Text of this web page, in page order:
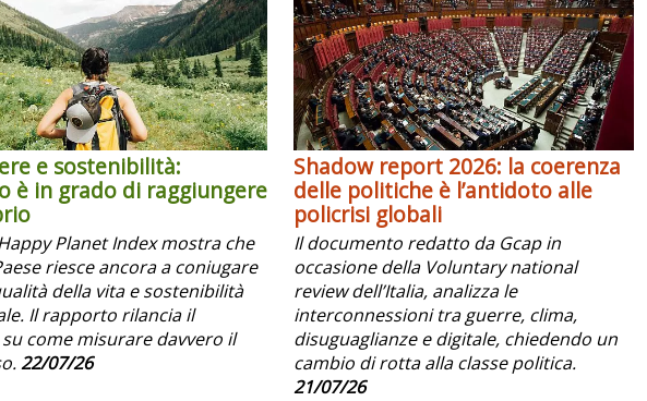
e sostenibilità:
è in grado di raggiungere
Planet Index mostra che
riesce ancora a coniugare
della vita e sostenibilità
Il rapporto rilancia il
come misurare davvero il
22/07/26
Shadow report 2026: la coerenza
delle politiche è l’antidoto alle
policrisi globali
Il documento redatto da Gcap in
occasione della Voluntary national
review dell’Italia, analizza le
interconnessioni tra guerre, clima,
disuguaglianze e digitale, chiedendo un
cambio di rotta alla classe politica.
21/07/26